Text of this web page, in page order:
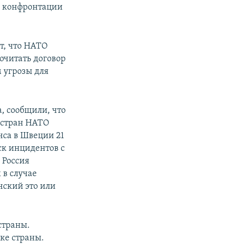
конфронтации
что НАТО
договор
для
сообщили, что
стран НАТО
в Швеции 21
инцидентов с
случае
это или
страны.